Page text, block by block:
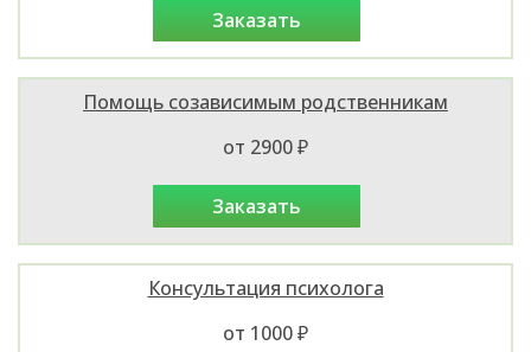
заказать
Помощь созависимым родственникам
от 2900 ₽
заказать
Консультация психолога
от 1000 ₽